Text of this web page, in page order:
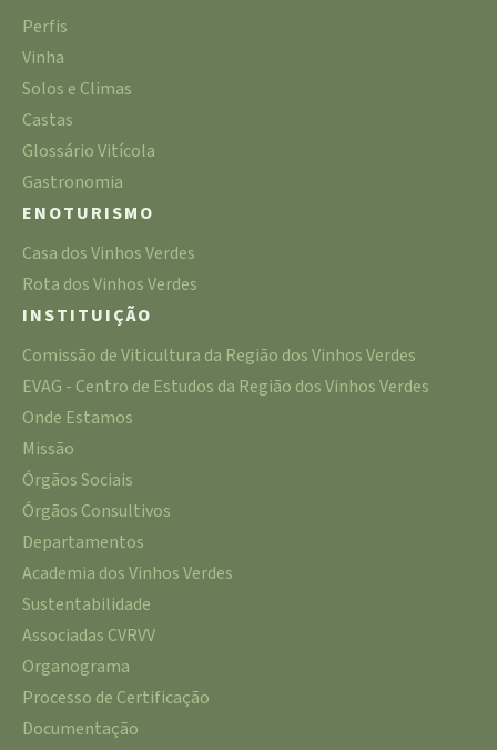
Perfis
Vinha
Solos e Climas
Castas
Glossário Vitícola
Gastronomia
ENOTURISMO
Casa dos Vinhos Verdes
Rota dos Vinhos Verdes
INSTITUIÇÃO
Comissão de Viticultura da Região dos Vinhos Verdes
EVAG - Centro de Estudos da Região dos Vinhos Verdes
Onde Estamos
Missão
Órgãos Sociais
Órgãos Consultivos
Departamentos
Academia dos Vinhos Verdes
Sustentabilidade
Associadas CVRVV
Organograma
Processo de Certificação
Documentação